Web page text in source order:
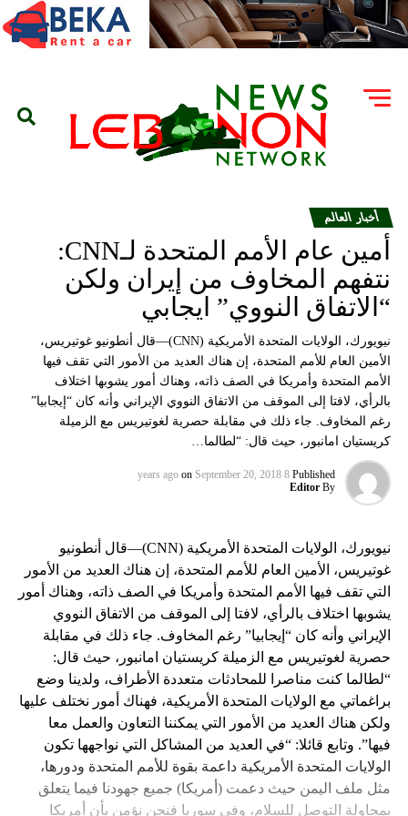
أخبار العالم
أمين عام الأمم المتحدة لـCNN:
نتفهم المخاوف من إيران ولكن
“الاتفاق النووي” ايجابي
نيويورك، الولايات المتحدة الأمريكية (CNN)—قال أنطونيو غوتيريس،
الأمين العام للأمم المتحدة، إن هناك العديد من الأمور التي تقف فيها
الأمم المتحدة وأمريكا في الصف ذاته، وهناك أمور يشوبها اختلاف
بالرأي، لافتا إلى الموقف من الاتفاق النووي الإيراني وأنه كان “إيجابيا”
رغم المخاوف. جاء ذلك في مقابلة حصرية لغوتيريس مع الزميلة
كريستيان امانبور، حيث قال: “لطالما…
Published
8 years ago
on September 20, 2018
By
Editor
نيويورك، الولايات المتحدة الأمريكية (CNN)—قال أنطونيو
غوتيريس، الأمين العام للأمم المتحدة، إن هناك العديد من الأمور
التي تقف فيها الأمم المتحدة وأمريكا في الصف ذاته، وهناك أمور
يشوبها اختلاف بالرأي، لافتا إلى الموقف من الاتفاق النووي
الإيراني وأنه كان “إيجابيا” رغم المخاوف. جاء ذلك في مقابلة
حصرية لغوتيريس مع الزميلة كريستيان امانبور، حيث قال:
“لطالما كنت مناصرا للمحادثات متعددة الأطراف، ولدينا وضع
براغماتي مع الولايات المتحدة الأمريكية، فهناك أمور نختلف عليها
ولكن هناك العديد من الأمور التي يمكننا التعاون والعمل معا
فيها”. وتابع قائلا: “في العديد من المشاكل التي نواجهها تكون
الولايات المتحدة الأمريكية داعمة بقوة للأمم المتحدة ودورها،
مثل ملف اليمن حيث دعمت (أمريكا) جميع جهودنا فيما يتعلق
بمحاولة التوصل للسلام، وفي سوريا فنحن نؤمن بأن أمريكا